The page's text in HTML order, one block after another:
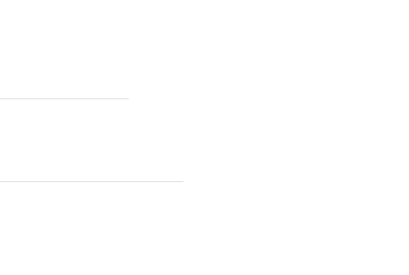
sedimentario
le rocce
210-205
numerosi